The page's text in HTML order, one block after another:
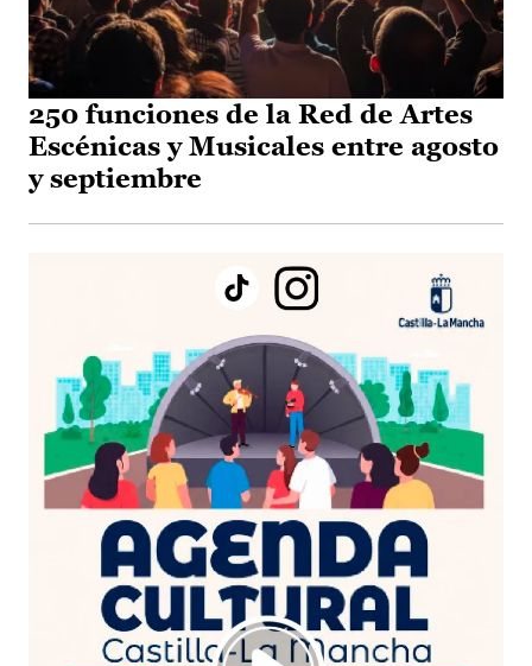
250 funciones de la Red de Artes
Escénicas y Musicales entre agosto
y septiembre